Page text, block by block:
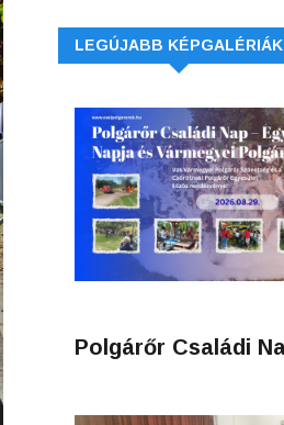
LEGÚJABB KÉPGALÉRIÁK
Polgárőr Családi